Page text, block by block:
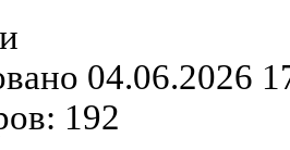
04.06.2026
192